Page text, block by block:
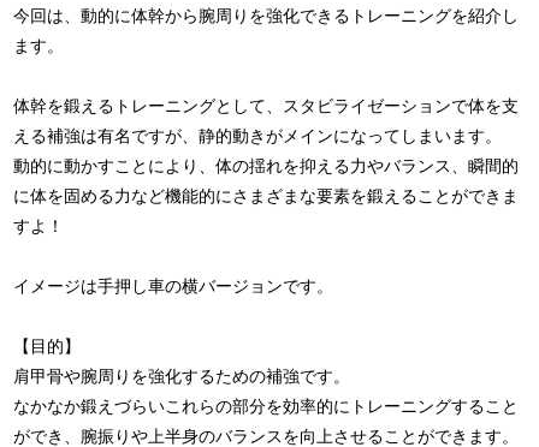
今回は、動的に体幹から腕周りを強化できるトレーニングを紹介し
ます。
体幹を鍛えるトレーニングとして、スタビライゼーションで体を支
える補強は有名ですが、静的動きがメインになってしまいます。
動的に動かすことにより、体の揺れを抑える力やバランス、瞬間的
に体を固める力など機能的にさまざまな要素を鍛えることができま
すよ！
イメージは手押し車の横バージョンです。
【目的】
肩甲骨や腕周りを強化するための補強です。
なかなか鍛えづらいこれらの部分を効率的にトレーニングすること
ができ、腕振りや上半身のバランスを向上させることができます。